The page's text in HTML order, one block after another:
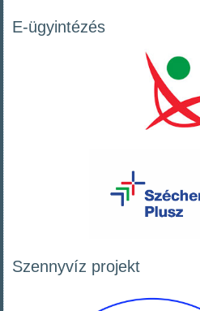
E-ügyintézés
Szennyvíz projekt